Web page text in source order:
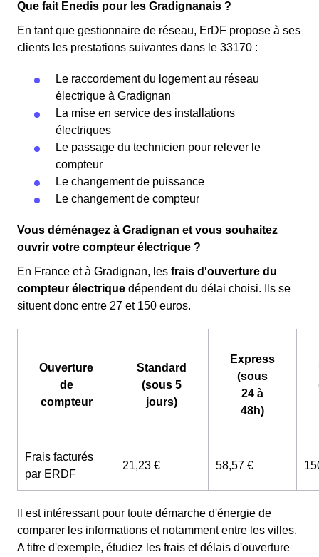
Que fait Enedis pour les Gradignanais ?
En tant que gestionnaire de réseau, ErDF propose à ses
clients les prestations suivantes dans le 33170 :
Le raccordement du logement au réseau
électrique à Gradignan
La mise en service des installations
électriques
Le passage du technicien pour relever le
compteur
Le changement de puissance
Le changement de compteur
Vous déménagez à Gradignan et vous souhaitez
ouvrir votre compteur électrique ?
En France et à Gradignan, les frais d'ouverture du
compteur électrique dépendent du délai choisi. Ils se
situent donc entre 27 et 150 euros.
Ouverture
de
compteur
Standard
(sous 5
jours)
Express
(sous
24 à
48h)
Frais facturés
par ERDF
21,23 € 58,57 €
Il est intéressant pour toute démarche d'énergie de
comparer les informations et notamment entre les villes.
A titre d'exemple, étudiez les frais et délais d'ouverture